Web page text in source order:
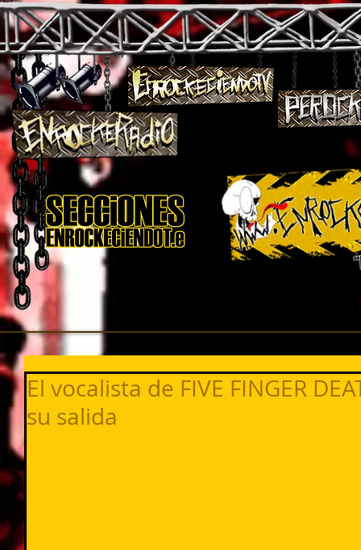
El vocalista de FIVE FINGER
su salida